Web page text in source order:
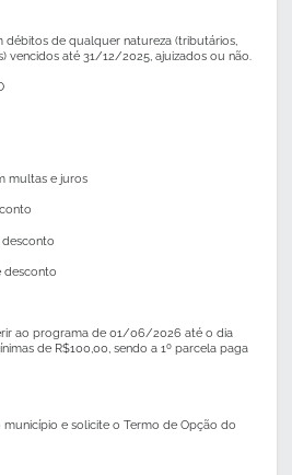
débitos de qualquer natureza (tributários,
vencidos até 31/12/2025, ajuizados ou não.
multas e juros
desconto
desconto
ao programa de 01/06/2026 até o dia
de R$100,00, sendo a 1º parcela paga
e solicite o Termo de Opção do